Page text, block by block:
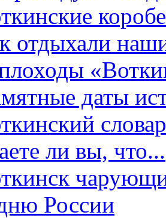
отдыхали
даты
ли вы, что...
России